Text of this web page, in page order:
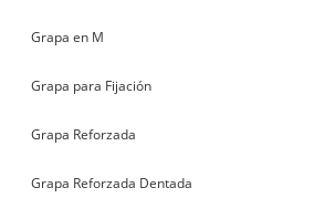
Grapa en M
Grapa para Fijación
Grapa Reforzada
Grapa Reforzada Dentada